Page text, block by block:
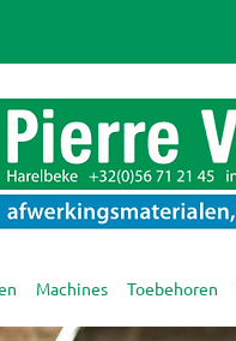
Machines Toebehoren